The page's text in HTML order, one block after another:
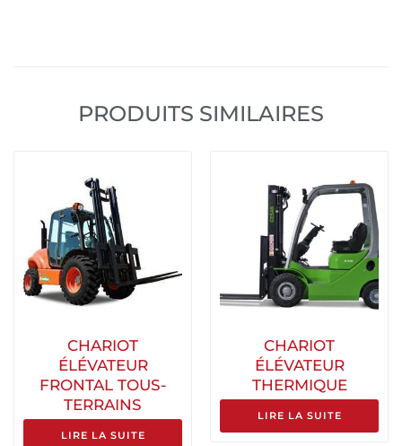
PRODUITS SIMILAIRES
CHARIOT
ÉLÉVATEUR
FRONTAL TOUS-
TERRAINS
LIRE LA SUITE
CHARIOT
ÉLÉVATEUR
THERMIQUE
LIRE LA SUITE